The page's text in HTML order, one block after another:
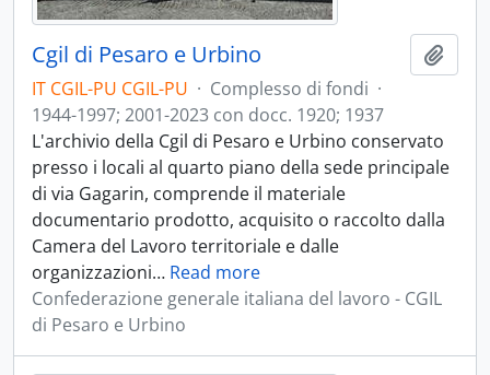
Cgil di Pesaro e Urbino
IT CGIL-PU CGIL-PU · Complesso di fondi ·
1944-1997; 2001-2023 con docc. 1920; 1937
L'archivio della Cgil di Pesaro e Urbino conservato
presso i locali al quarto piano della sede principale
di via Gagarin, comprende il materiale
documentario prodotto, acquisito o raccolto dalla
Camera del Lavoro territoriale e dalle
organizzazioni… Read more
Confederazione generale italiana del lavoro - CGIL
di Pesaro e Urbino